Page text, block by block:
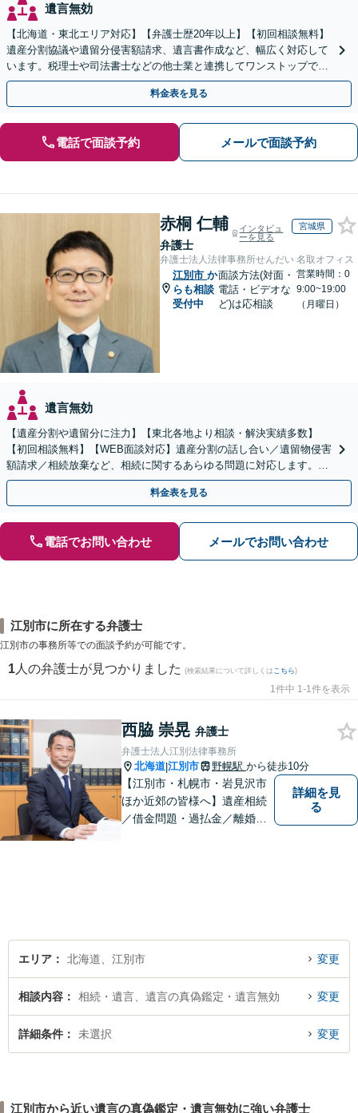
遺言無効
【北海道・東北エリア対応】【弁護士歴20年以上】【初回相談無料】
遺産分割協議や遺留分侵害額請求、遺言書作成など、幅広く対応して
います。税理士や司法書士などの他士業と連携してワンストップでの
解決が可能です。ぜひご相談ください。
料金表を見る
電話で面談予約 メールで面談予約
赤桐 仁輔
弁護士
インタビュ
ーを見る
宮城県
弁護士法人法律事務所せんだい 名取オフィス
江別市 か
らも相談
受付中
面談方法(対面・
電話・ビデオな
ど)は応相談
営業時間：0
9:00~19:00
（月曜日）
遺言無効
【遺産分割や遺留分に注力】【東北各地より相談・解決実績多数】
【初回相談無料】【WEB面談対応】遺産分割の話し合い／遺留物侵害
額請求／相続放棄など、相続に関するあらゆる問題に対応します。ご
事情やご意向を丁寧にお聞きし、有利な解決を目指します
料金表を見る
電話でお問い合わせ メールでお問い合わせ
江別市に所在する弁護士
江別市の事務所等での面談予約が可能です。
1 人の弁護士が見つかりました (検索結果について詳しくは こちら)
1件中 1-1件を表示
西脇 崇晃 弁護士
弁護士法人江別法律事務所
北海道|江別市 野幌駅 から徒歩10分
【江別市・札幌市・岩見沢市
ほか近郊の皆様へ】遺産相続
／借金問題・過払金／離婚／
詳細を見
る
エリア 北海道、江別市 変更
相談内容 相続・遺言、遺言の真偽鑑定・遺言無効 変更
詳細条件 未選択 変更
江別市から近い遺言の真偽鑑定・遺言無効に強い弁護士